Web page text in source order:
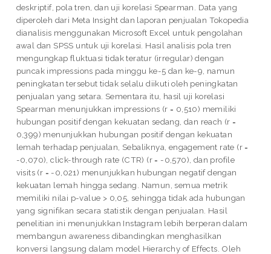
deskriptif, pola tren, dan uji korelasi Spearman. Data yang
diperoleh dari Meta Insight dan laporan penjualan Tokopedia
dianalisis menggunakan Microsoft Excel untuk pengolahan
awal dan SPSS untuk uji korelasi. Hasil analisis pola tren
mengungkap fluktuasi tidak teratur (irregular) dengan
puncak impressions pada minggu ke-5 dan ke-9, namun
peningkatan tersebut tidak selalu diikuti oleh peningkatan
penjualan yang setara. Sementara itu, hasil uji korelasi
Spearman menunjukkan impressions (r = 0,510) memiliki
hubungan positif dengan kekuatan sedang, dan reach (r =
0,399) menunjukkan hubungan positif dengan kekuatan
lemah terhadap penjualan, Sebaliknya, engagement rate (r =
-0,070), click-through rate (CTR) (r = -0,570), dan profile
visits (r = -0,021) menunjukkan hubungan negatif dengan
kekuatan lemah hingga sedang. Namun, semua metrik
memiliki nilai p-value > 0,05, sehingga tidak ada hubungan
yang signifikan secara statistik dengan penjualan. Hasil
penelitian ini menunjukkan Instagram lebih berperan dalam
membangun awareness dibandingkan menghasilkan
konversi langsung dalam model Hierarchy of Effects. Oleh